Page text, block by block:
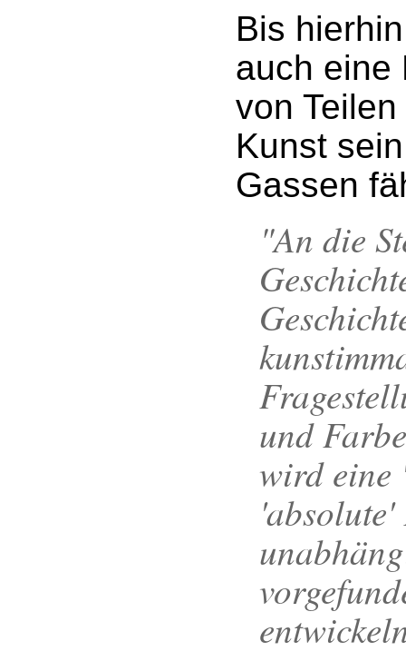
Bis
auch eine
von
Kunst
Gassen
"An die
und
wird eine